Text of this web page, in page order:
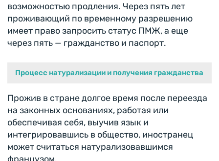
возможностью продления. Через пять лет
проживающий по временному разрешению
имеет право запросить статус ПМЖ, а еще
через пять — гражданство и паспорт.
Процесс натурализации и получения гражданства
Прожив в стране долгое время после переезда
на законных основаниях, работая или
обеспечивая себя, выучив язык и
интегрировавшись в общество, иностранец
может считаться натурализовавшимся